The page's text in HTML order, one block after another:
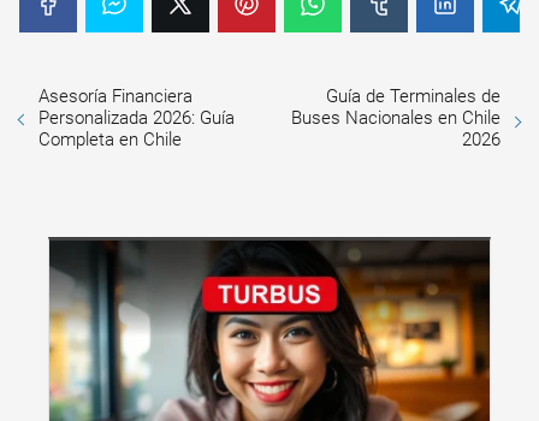
Asesoría Financiera
Personalizada 2026: Guía
Completa en Chile
Guía de Terminales de
Buses Nacionales en Chile
2026